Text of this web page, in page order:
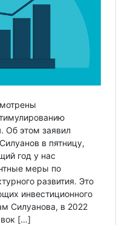
Об этом заявил
в пятницу,
год у нас
меры по
развития. Это
инвестиционного
Силуанова, в 2022
[…]